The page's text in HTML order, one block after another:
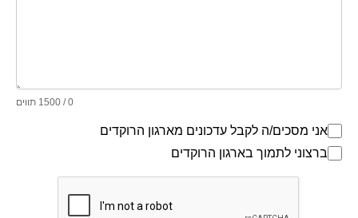
0/ 1500 תווים
אני מסכים/ה לקבל עדכונים מארגון הרוקדים
ברצוני לתמוך בארגון הרוקדים